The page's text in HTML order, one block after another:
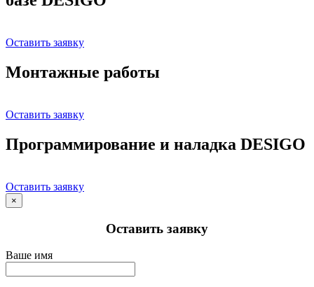
Оставить заявку
Монтажные работы
Оставить заявку
Программирование и наладка DESIGO
Оставить заявку
×
Оставить заявку
Ваше имя